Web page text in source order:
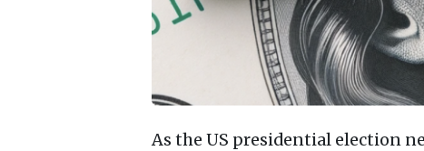
As the US presidential election